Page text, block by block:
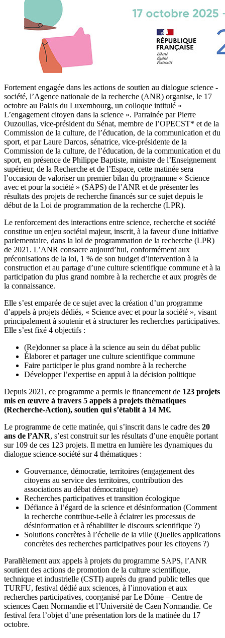
Fortement engagée dans les actions de soutien au dialogue science -
société, l’Agence nationale de la recherche (ANR) organise, le 17
octobre au Palais du Luxembourg, un colloque intitulé «
L’engagement citoyen dans la science ». Parrainée par Pierre
Ouzoulias, vice-président du Sénat, membre de l’OPECST* et de la
Commission de la culture, de l’éducation, de la communication et du
sport, et par Laure Darcos, sénatrice, vice-présidente de la
Commission de la culture, de l’éducation, de la communication et du
sport, en présence de Philippe Baptiste, ministre de l’Enseignement
supérieur, de la Recherche et de l’Espace, cette matinée sera
l’occasion de valoriser un premier bilan du programme « Science
avec et pour la société » (SAPS) de l’ANR et de présenter les
résultats des projets de recherche financés sur ce sujet depuis le
début de la Loi de programmation de la recherche (LPR).
Le renforcement des interactions entre science, recherche et société
constitue un enjeu sociétal majeur, inscrit, à la faveur d'une initiative
parlementaire, dans la loi de programmation de la recherche (LPR)
de 2021. L’ANR consacre aujourd’hui, conformément aux
préconisations de la loi, 1 % de son budget d’intervention à la
construction et au partage d’une culture scientifique commune et à la
participation du plus grand nombre à la recherche et aux progrès de
la connaissance.
Elle s’est emparée de ce sujet avec la création d’un programme
d’appels à projets dédiés, « Science avec et pour la société », visant
principalement à soutenir et à structurer les recherches participatives.
Elle s’est fixé 4 objectifs :
(Re)donner sa place à la science au sein du débat public
Élaborer et partager une culture scientifique commune
Faire participer le plus grand nombre à la recherche
Développer l’expertise en appui à la décision politique
Depuis 2021, ce programme a permis le financement de 123 projets
mis en œuvre à travers 5 appels à projets thématiques
(Recherche-Action), soutien qui s’établit à 14 M€.
Le programme de cette matinée, qui s’inscrit dans le cadre des 20
ans de l’ANR, s’est construit sur les résultats d’une enquête portant
sur 109 de ces 123 projets. Il mettra en lumière les dynamiques du
dialogue science-société sur 4 thématiques :
Gouvernance, démocratie, territoires (engagement des
citoyens au service des territoires, contribution des
associations au débat démocratique)
Recherches participatives et transition écologique
Défiance à l’égard de la science et désinformation (Comment
la recherche contribue-t-elle à éclairer les processus de
désinformation et à réhabiliter le discours scientifique ?)
Solutions concrètes à l’échelle de la ville (Quelles applications
concrètes des recherches participatives pour les citoyens ?)
Parallèlement aux appels à projets du programme SAPS, l’ANR
soutient des actions de promotion de la culture scientifique,
technique et industrielle (CSTI) auprès du grand public telles que
TURFU, festival dédié aux sciences, à l’innovation et aux
recherches participatives, coorganisé par Le Dôme – Centre de
sciences Caen Normandie et l’Université de Caen Normandie. Ce
festival fera l’objet d’une présentation lors de la matinée du 17
octobre.